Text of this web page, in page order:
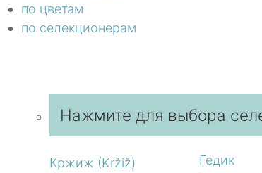
по цветам
по селекционерам
Нажмите для выбора
Кржиж (Kržiž)
Гедик